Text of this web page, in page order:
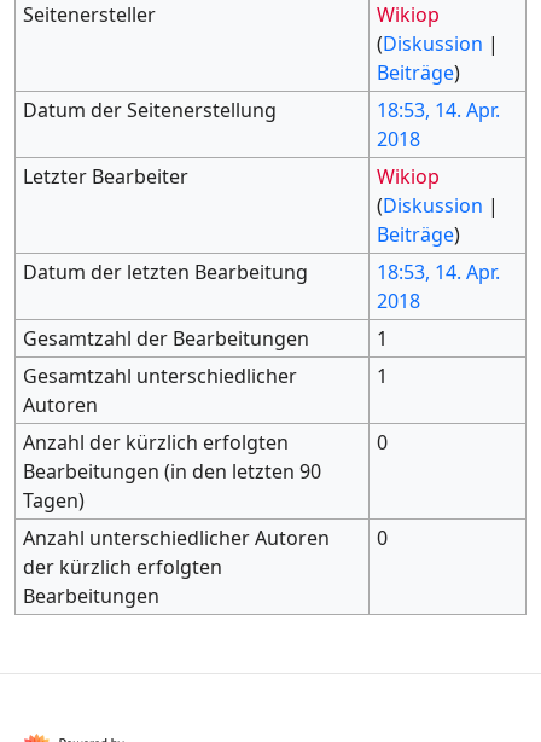
Seitenersteller
Wikiop
(Diskussion |
Beiträge)
Datum der Seitenerstellung
18:53, 14. Apr.
2018
Letzter Bearbeiter
Wikiop
(Diskussion |
Beiträge)
Datum der letzten Bearbeitung
18:53, 14. Apr.
2018
Gesamtzahl der Bearbeitungen
1
Gesamtzahl unterschiedlicher
Autoren
1
Anzahl der kürzlich erfolgten
Bearbeitungen (in den letzten 90
Tagen)
0
Anzahl unterschiedlicher Autoren
der kürzlich erfolgten
Bearbeitungen
0